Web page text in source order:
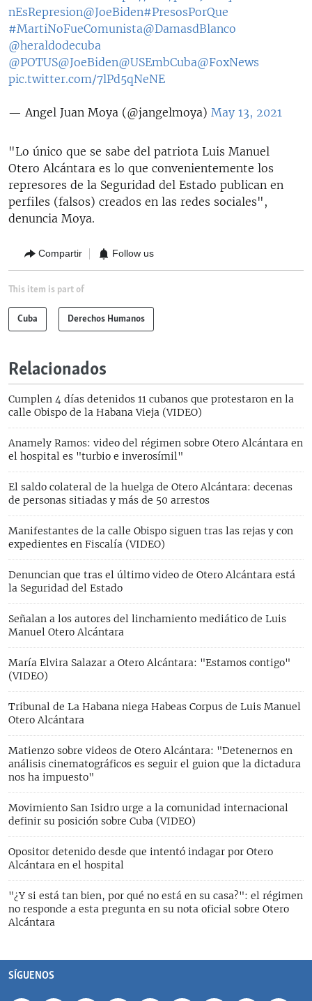
nEsRepresion@JoeBiden#PresosPorQue
#MartiNoFueComunista@DamasdBlanco
@heraldodecuba
@POTUS@JoeBiden@USEmbCuba@FoxNews
pic.twitter.com/7lPd5qNeNE
— Angel Juan Moya (@jangelmoya) May 13, 2021
"Lo único que se sabe del patriota Luis Manuel
Otero Alcántara es lo que convenientemente los
represores de la Seguridad del Estado publican en
perfiles (falsos) creados en las redes sociales",
denuncia Moya.
Compartir Follow us
This item is part of
Cuba Derechos Humanos
Relacionados
Cumplen 4 días detenidos 11 cubanos que protestaron en la
calle Obispo de la Habana Vieja (VIDEO)
Anamely Ramos: video del régimen sobre Otero Alcántara en
el hospital es "turbio e inverosímil"
El saldo colateral de la huelga de Otero Alcántara: decenas
de personas sitiadas y más de 50 arrestos
Manifestantes de la calle Obispo siguen tras las rejas y con
expedientes en Fiscalía (VIDEO)
Denuncian que tras el último video de Otero Alcántara está
la Seguridad del Estado
Señalan a los autores del linchamiento mediático de Luis
Manuel Otero Alcántara
María Elvira Salazar a Otero Alcántara: "Estamos contigo"
(VIDEO)
Tribunal de La Habana niega Habeas Corpus de Luis Manuel
Otero Alcántara
Matienzo sobre videos de Otero Alcántara: "Detenernos en
análisis cinematográficos es seguir el guion que la dictadura
nos ha impuesto"
Movimiento San Isidro urge a la comunidad internacional
definir su posición sobre Cuba (VIDEO)
Opositor detenido desde que intentó indagar por Otero
Alcántara en el hospital
"¿Y si está tan bien, por qué no está en su casa?": el régimen
no responde a esta pregunta en su nota oficial sobre Otero
Alcántara
SÍGUENOS